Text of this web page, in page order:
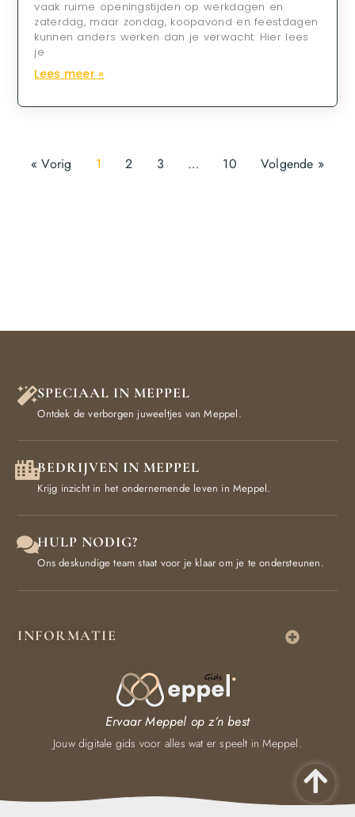
vaak ruime openingstijden op werkdagen en
zaterdag, maar zondag, koopavond en feestdagen
kunnen anders werken dan je verwacht. Hier lees
je
Lees meer »
« Vorig 1 2 3 … 10 Volgende »
SPECIAAL IN MEPPEL
Ontdek de verborgen juweeltjes van Meppel.
BEDRIJVEN IN MEPPEL
Krijg inzicht in het ondernemende leven in Meppel.
HULP NODIG?
Ons deskundige team staat voor je klaar om je te ondersteunen.
INFORMATIE
Ervaar Meppel op z’n best
Jouw digitale gids voor alles wat er speelt in Meppel.